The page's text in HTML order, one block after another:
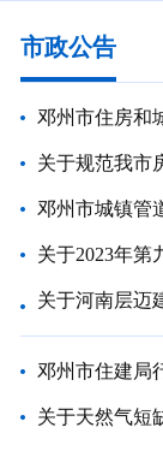
市政公告
邓州市住房和
关于规范我市
邓州市城镇管
关于2023年第
关于河南层迈
邓州市住建局
关于天然气短